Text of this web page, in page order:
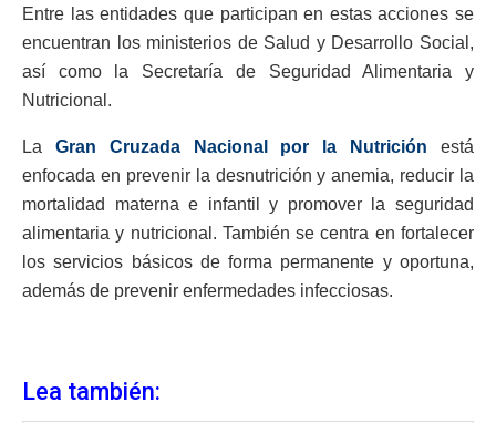
Entre las entidades que participan en estas acciones se
encuentran los ministerios de Salud y Desarrollo Social,
así como la Secretaría de Seguridad Alimentaria y
Nutricional.
La Gran Cruzada Nacional por la Nutrición está
enfocada en prevenir la desnutrición y anemia, reducir la
mortalidad materna e infantil y promover la seguridad
alimentaria y nutricional. También se centra en fortalecer
los servicios básicos de forma permanente y oportuna,
además de prevenir enfermedades infecciosas.
Lea también: